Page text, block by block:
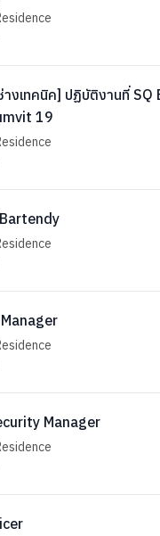
งเทคนิค] ปฏิบัติงานที่
19
Manager